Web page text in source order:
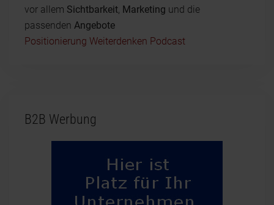
vor allem Sichtbarkeit Marketing und die
passenden Angebote
Positionierung Weiterdenken Podcast
B2B Werbung